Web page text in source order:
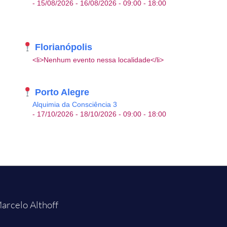
- 15/08/2026 - 16/08/2026 - 09:00 - 18:00
Florianópolis
<li>Nenhum evento nessa localidade</li>
Porto Alegre
Alquimia da Consciência 3
- 17/10/2026 - 18/10/2026 - 09:00 - 18:00
Althoff